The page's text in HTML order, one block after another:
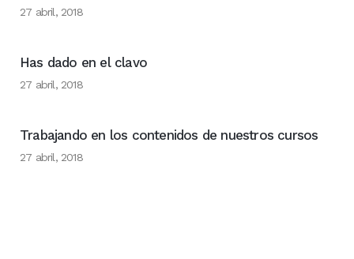
27 abril, 2018
Has dado en el clavo
27 abril, 2018
Trabajando en los contenidos de nuestros cursos
27 abril, 2018